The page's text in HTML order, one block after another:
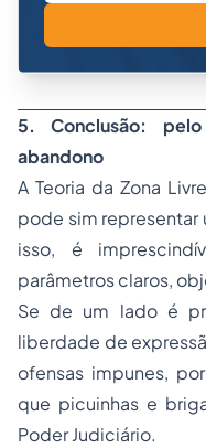
5. Conclusão:
abandono
A Teoria da Zona
pode sim representar
isso, é
parâmetros claros,
Se de um lado é
liberdade de
ofensas impunes,
que picuinhas e
Poder Judiciário.